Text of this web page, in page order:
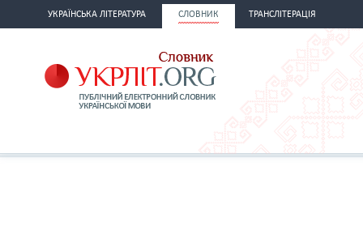
УКРАЇНСЬКА ЛІТЕРАТУРА СЛОВНИК ТРАНСЛІТЕРАЦІЯ